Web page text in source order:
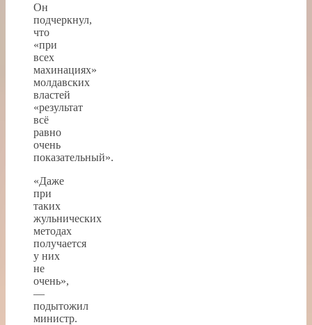
Он
подчеркнул,
что
«при
всех
махинациях»
молдавских
властей
«результат
всё
равно
очень
показательный».
«Даже
при
таких
жульнических
методах
получается
у них
не
очень»,
—
подытожил
министр.